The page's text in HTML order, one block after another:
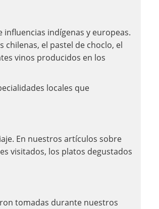
indígenas y europeas.
chilenas, el pastel de choclo, el
vinos producidos en los
locales que
En nuestros artículos sobre
visitados, los platos degustados
tomadas durante nuestros